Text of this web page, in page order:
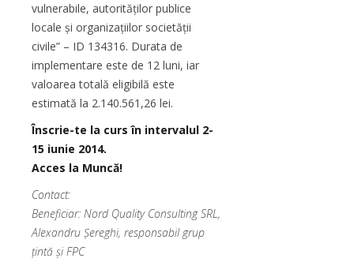
vulnerabile, autorităților publice
locale și organizațiilor societății
civile” – ID 134316. Durata de
implementare este de 12 luni, iar
valoarea totală eligibilă este
estimată la 2.140.561,26 lei.
Înscrie-te la curs în intervalul 2-
15 iunie 2014.
Acces la Muncă!
Contact:
Beneficiar: Nord Quality Consulting SRL,
Alexandru Șereghi, responsabil grup
țintă și FPC